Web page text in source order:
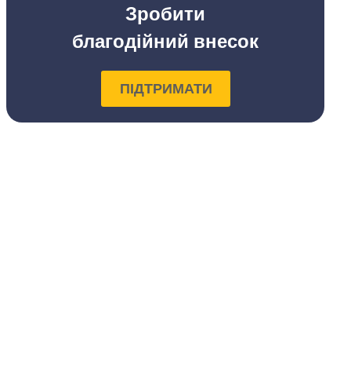
Зробити
благодійний внесок
ПІДТРИМАТИ